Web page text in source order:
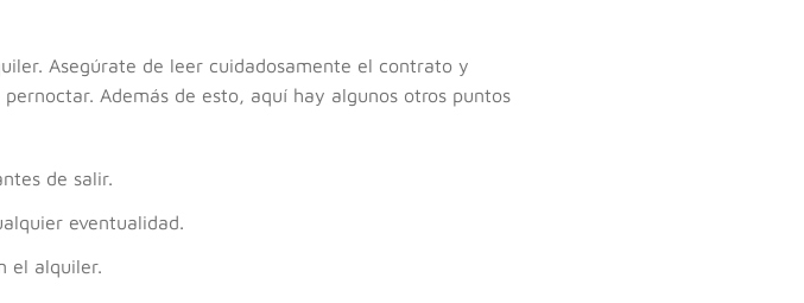
Asegúrate de leer cuidadosamente el contrato y
Además de esto, aquí hay algunos otros puntos
de salir.
eventualidad.
el alquiler.